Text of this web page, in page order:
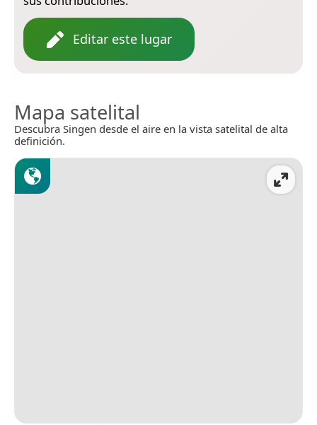
Editar este lugar
Mapa satelital
Descubra Singen desde el aire en la vista satelital de alta
definición.